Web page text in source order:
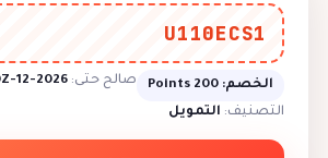
U110ECS1
الخصم: 200 Points صالح حتى: 2026-12-31T00:00:00.000Z
التصنيف: التمويل